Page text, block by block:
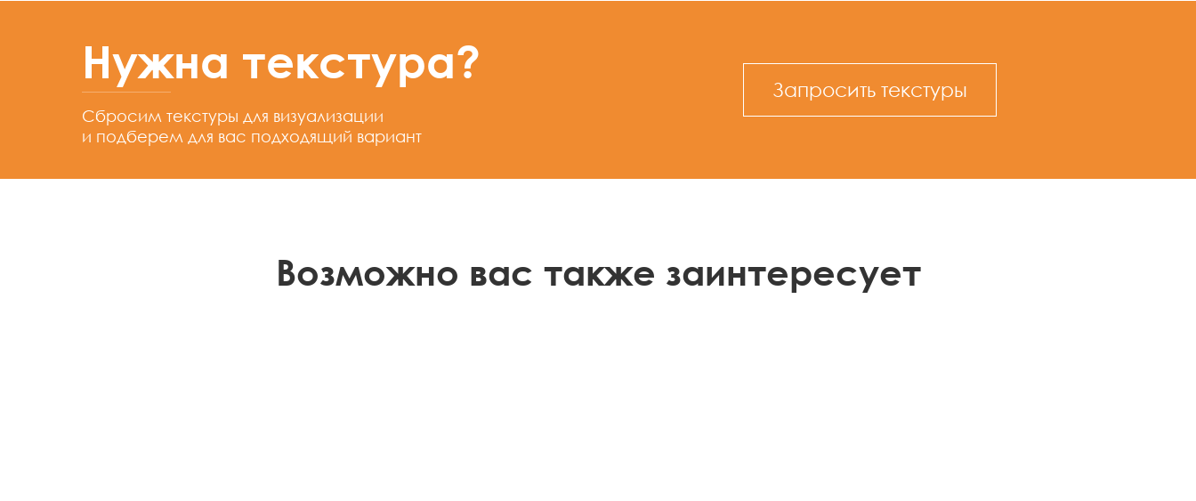
Нужна текстура?
Сбросим текстуры для визуализации
и подберем для вас подходящий вариант
Запросить текстуры
Возможно вас также заинтересует